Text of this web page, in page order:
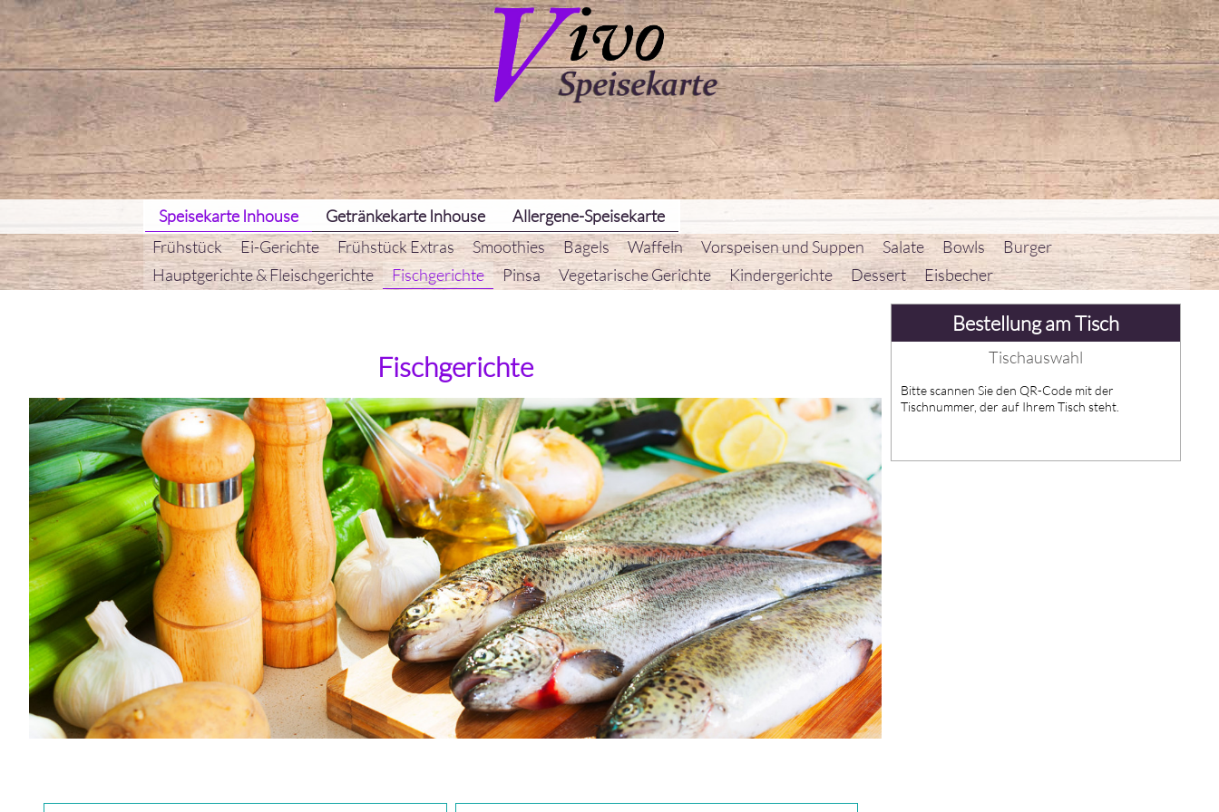
Speisekarte Inhouse Getränkekarte Inhouse
Allergene-Speisekarte
Frühstück
Ei-Gerichte Frühstück Extras Smoothies Bagels Waffeln Vorspeisen und Suppen Salate Bowls
Burger
Hauptgerichte & Fleischgerichte
Fischgerichte Pinsa Vegetarische Gerichte Kindergerichte Dessert Eisbecher
Fischgerichte
Bestellung am Tisch
Tischauswahl
Bitte scannen Sie den QR-Code mit der
Tischnummer, der auf Ihrem Tisch steht.